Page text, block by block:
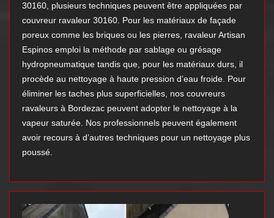
30160, plusieurs techniques peuvent être appliquées par
couvreur ravaleur 30160. Pour les matériaux de façade
poreux comme les briques ou les pierres, ravaleur Artisan
Espinos emploi la méthode par sablage ou grésage
hydropneumatique tandis que, pour les matériaux durs, il
procède au nettoyage à haute pression d’eau froide. Pour
éliminer les taches plus superficielles, nos couvreurs
ravaleurs à Bordezac peuvent adopter le nettoyage à la
vapeur saturée. Nos professionnels peuvent également
avoir recours à d’autres techniques pour un nettoyage plus
poussé.